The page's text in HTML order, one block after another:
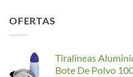
OFERTAS
Tiralineas
Bote De Polvo